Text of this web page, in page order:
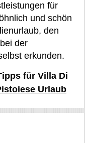
für
und schön
den
der
erkunden.
für Villa Di
Urlaub